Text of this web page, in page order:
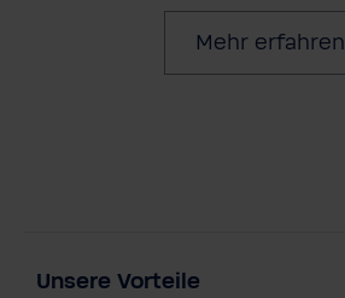
Mehr erfahren
Unsere Vorteile